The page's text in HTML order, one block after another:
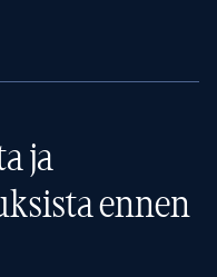
ja
ennen